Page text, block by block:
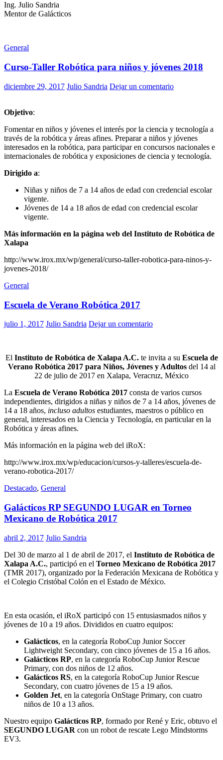
Ing. Julio Sandria
Mentor de Galácticos
General
Curso-Taller Robótica para niños y jóvenes 2018
diciembre 29, 2017 Julio Sandria Dejar un comentario
Objetivo:
Fomentar en niños y jóvenes el interés por la ciencia y tecnología a
través de la robótica y áreas afines. Preparar a niños y jóvenes
interesados en la robótica, para participar en concursos nacionales e
internacionales de robótica y exposiciones de ciencia y tecnología.
Dirigido a:
Niñas y niños de 7 a 14 años de edad con credencial escolar
vigente.
Jóvenes de 14 a 18 años de edad con credencial escolar
vigente.
Más información en la página web del Instituto de Robótica de
Xalapa
http://www.irox.mx/wp/general/curso-taller-robotica-para-ninos-y-
jovenes-2018/
General
Escuela de Verano Robótica 2017
julio 1, 2017 Julio Sandria Dejar un comentario
El Instituto de Robótica de Xalapa A.C. te invita a su Escuela de
Verano Robótica 2017 para Niños, Jóvenes y Adultos del 14 al
22 de julio de 2017 en Xalapa, Veracruz, México
La Escuela de Verano Robótica 2017 consta de varios cursos
independientes, dirigidos a niñas y niños de 7 a 14 años, jóvenes de
14 a 18 años, incluso adultos estudiantes, maestros o público en
general, interesados en la Ciencia y Tecnología, en particular en la
Robótica y áreas afines.
Más información en la página web del iRoX:
http://www.irox.mx/wp/educacion/cursos-y-talleres/escuela-de-
verano-robotica-2017/
Destacado, General
Galácticos RP SEGUNDO LUGAR en Torneo
Mexicano de Robótica 2017
abril 2, 2017 Julio Sandria
Del 30 de marzo al 1 de abril de 2017, el Instituto de Robótica de
Xalapa A.C., participó en el Torneo Mexicano de Robótica 2017
(TMR 2017), organizado por la Federación Mexicana de Robótica y
el Colegio Cristóbal Colón en el Estado de México.
En esta ocasión, el iRoX participó con 15 entusiasmados niños y
jóvenes de 10 a 19 años. Divididos en cuatro equipos:
Galácticos, en la categoría RoboCup Junior Soccer
Lightweight Secondary, con cinco jóvenes de 15 a 16 años.
Galácticos RP, en la categoría RoboCup Junior Rescue
Primary, con dos niños de 12 años.
Galácticos RS, en la categoría RoboCup Junior Rescue
Secondary, con cuatro jóvenes de 15 a 19 años.
Golden Jet, en la categoría OnStage Primary, con cuatro
niños de 10 a 13 años.
Nuestro equipo Galácticos RP, formado por René y Eric, obtuvo el
SEGUNDO LUGAR con un robot de rescate Lego Mindstorms
EV3.